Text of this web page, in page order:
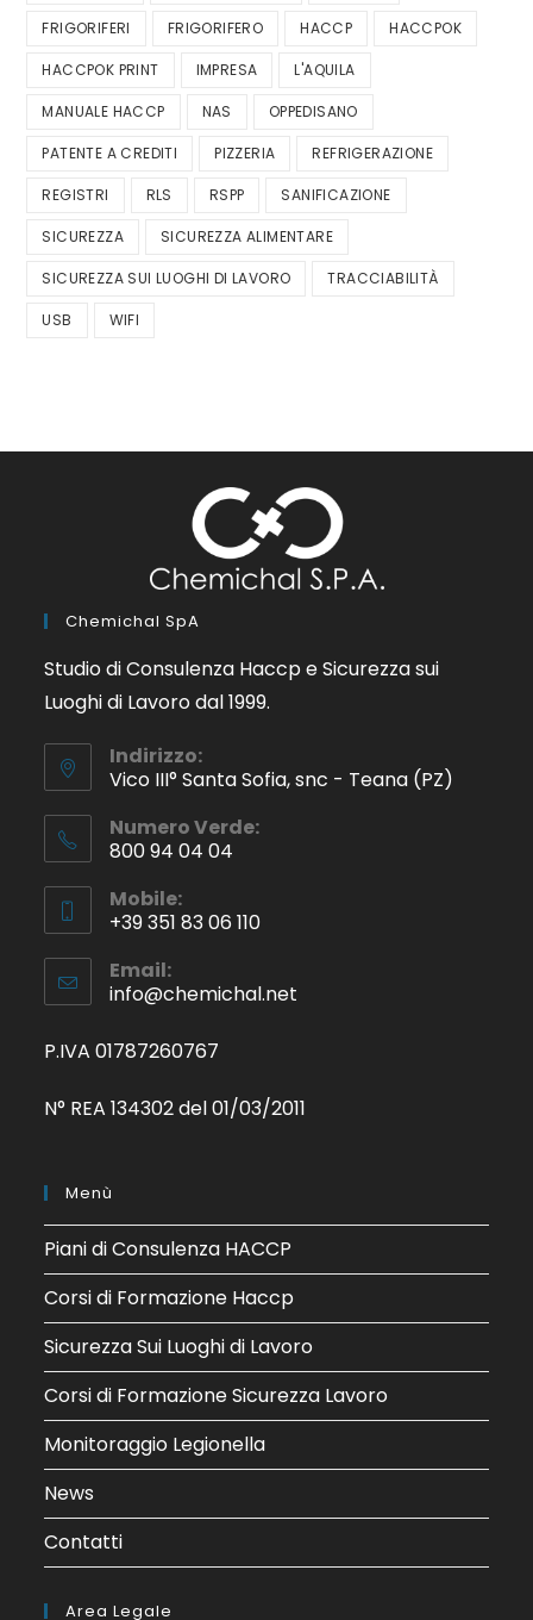
FRIGORIFERI FRIGORIFERO HACCP HACCPOK
HACCPOK PRINT IMPRESA L'AQUILA
MANUALE HACCP NAS OPPEDISANO
PATENTE A CREDITI PIZZERIA REFRIGERAZIONE
REGISTRI RLS RSPP SANIFICAZIONE
SICUREZZA SICUREZZA ALIMENTARE
SICUREZZA SUI LUOGHI DI LAVORO TRACCIABILITÀ
USB WIFI
Chemichal SpA
Studio di Consulenza Haccp e Sicurezza sui
Luoghi di Lavoro dal 1999.
Indirizzo:
Vico III° Santa Sofia, snc - Teana (PZ)
Numero Verde:
800 94 04 04
Mobile:
+39 351 83 06 110
Email:
info@chemichal.net
P.IVA 01787260767
N° REA 134302 del 01/03/2011
Menù
Piani di Consulenza HACCP
Corsi di Formazione Haccp
Sicurezza Sui Luoghi di Lavoro
Corsi di Formazione Sicurezza Lavoro
Monitoraggio Legionella
News
Contatti
Area Legale